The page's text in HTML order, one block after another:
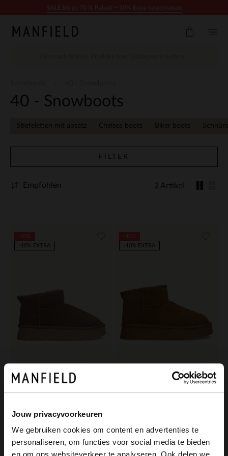
Jouw privacyvoorkeuren
We gebruiken cookies om content en advertenties te
personaliseren, om functies voor social media te bieden
40 - Snowboots
Stiefeletten mit absatz Chelsea boots Biker boots
FILTER
2 Artikel
Empfohlen
Manfield
Beigefarbene Veloursleder-Snowboots
-10% EXTRA
Beigefarbene Veloursleder-Snowboots mit Kunstfell
-10% EXTRA